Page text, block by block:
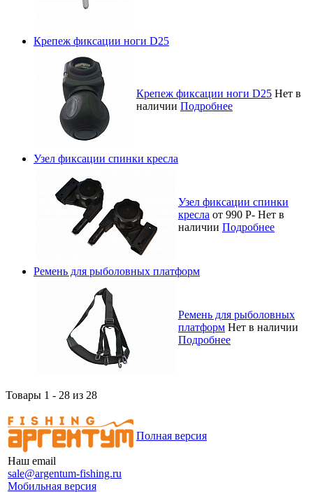
Крепеж фиксации ноги D25
Крепеж фиксации ноги D25 Нет в
наличии Подробнее
Узел фиксации спинки кресла
Узел фиксации спинки
кресла от 990 Р- Нет в
наличии Подробнее
Ремень для рыболовных платформ
Ремень для рыболовных
платформ Нет в наличии
Подробнее
Товары 1 - 28 из 28
Наш email
sale@argentum-fishing.ru
Мобильная версия
Полная версия